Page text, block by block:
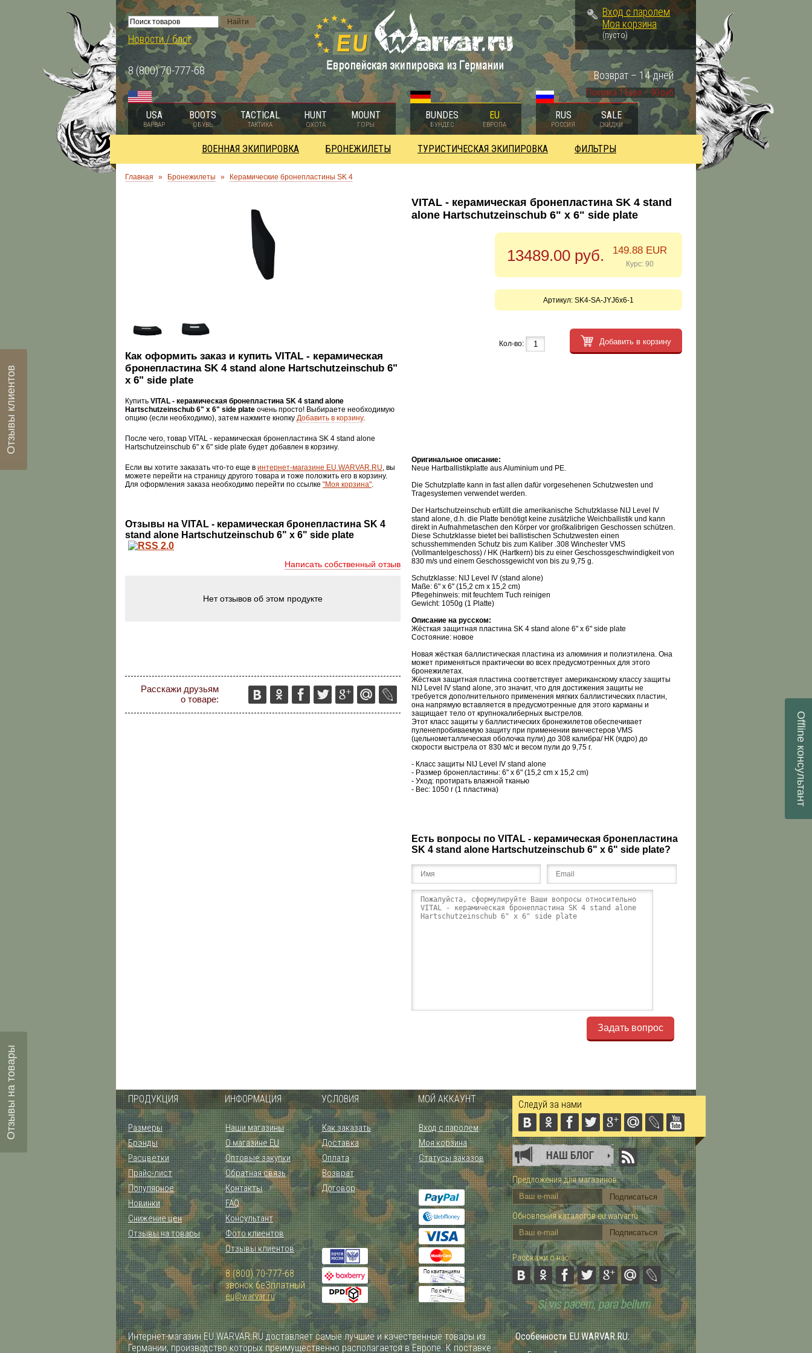
Новости / блог
8 (800) 70-777-68
Вход с паролем
Моя корзина
(пусто)
Покупка 1 Евро – 90 руб.
Возврат – 14 дней
USA
ВАРВАР
BOOTS
ОБУВЬ
TACTICAL
ТАКТИКА
HUNT
ОХОТА
MOUNT
ГОРЫ
BUNDES
БУНДЕС
EU
ЕВРОПА
RUS
РОССИЯ
SALE
СКИДКИ
ВОЕННАЯ ЭКИПИРОВКА БРОНЕЖИЛЕТЫ ТУРИСТИЧЕСКАЯ ЭКИПИРОВКА ФИЛЬТРЫ
Главная » Бронежилеты » Керамические бронепластины SK 4
Как оформить заказ и купить VITAL - керамическая
бронепластина SK 4 stand alone Hartschutzeinschub 6"
x 6" side plate
Купить VITAL - керамическая бронепластина SK 4 stand alone
Hartschutzeinschub 6" x 6" side plate очень просто! Выбираете необходимую
опцию (если необходимо), затем нажмите кнопку Добавить в корзину.
После чего, товар VITAL - керамическая бронепластина SK 4 stand alone
Hartschutzeinschub 6" x 6" side plate будет добавлен в корзину.
Если вы хотите заказать что-то еще в интернет-магазине EU.WARVAR.RU , вы
можете перейти на страницу другого товара и тоже положить его в корзину.
Для оформления заказа необходимо перейти по ссылке "Моя корзина"
Отзывы на VITAL - керамическая бронепластина SK 4
stand alone Hartschutzeinschub 6" x 6" side plate
Написать собственный отзыв
Нет отзывов об этом продукте
Расскажи друзьям
о товаре:
VITAL - керамическая бронепластина SK 4 stand
alone Hartschutzeinschub 6" x 6" side plate
13489.00 руб. 149.88 EUR
Курс: 90
Артикул: SK4-SA-JYJ6x6-1
Кол-во: Добавить в корзину
Оригинальное описание:
Neue Hartballistikplatte aus Aluminium und PE.
Die Schutzplatte kann in fast allen dafür vorgesehenen Schutzwesten und
Tragesystemen verwendet werden.
Der Hartschutzeinschub erfüllt die amerikanische Schutzklasse NIJ Level IV
stand alone, d.h. die Platte benötigt keine zusätzliche Weichballistik und kann
direkt in Aufnahmetaschen den Körper vor großkalibrigen Geschossen schützen.
Diese Schutzklasse bietet bei ballistischen Schutzwesten einen
schusshemmenden Schutz bis zum Kaliber .308 Winchester VMS
(Vollmantelgeschoss) / HK (Hartkern) bis zu einer Geschossgeschwindigkeit von
830 m/s und einem Geschossgewicht von bis zu 9,75 g.
Schutzklasse: NIJ Level IV (stand alone)
Maße: 6" x 6" (15,2 cm x 15,2 cm)
Pflegehinweis: mit feuchtem Tuch reinigen
Gewicht: 1050g (1 Platte)
Описание на русском:
Жёсткая защитная пластина SK 4 stand alone 6" x 6" side plate
Состояние: новое
Новая жёсткая баллистическая пластина из алюминия и полиэтилена. Она
может применяться практически во всех предусмотренных для этого
бронежилетах.
Жёсткая защитная пластина соответствует американскому классу защиты
NIJ Level IV stand alone, это значит, что для достижения защиты не
требуется дополнительного применения мягких баллистических пластин,
она напрямую вставляется в предусмотренные для этого карманы и
защищает тело от крупнокалиберных выстрелов.
Этот класс защиты у баллистических бронежилетов обеспечивает
пуленепробиваемую защиту при применении винчестеров VMS
(цельнометаллическая оболочка пули) до 308 калибра/ НК (ядро) до
скорости выстрела от 830 м/с и весом пули до 9,75 г.
- Класс защиты NIJ Level IV stand alone
- Размер бронепластины: 6" x 6" (15,2 cm x 15,2 cm)
- Уход: протирать влажной тканью
- Вес: 1050 г (1 пластина)
Есть вопросы по VITAL - керамическая бронепластина
SK 4 stand alone Hartschutzeinschub 6" x 6" side plate?
Задать вопрос
ПРОДУКЦИЯ ИНФОРМАЦИЯ УСЛОВИЯ МОЙ АККАУНТ
Размеры
Брэнды
Расцветки
Прайс-лист
Популярное
Новинки
Снижение цен
Отзывы на товары
Наши магазины
О магазине EU
Оптовые закупки
Обратная связь
Контакты
FAQ
Консультант
Фото клиентов
Отзывы клиентов
8 (800) 70-777-68
звонок беЗплатный
eu@warvar.ru
Как заказать
Доставка
Оплата
Возврат
Договор
Вход с паролем
Моя корзина
Статусы заказов
Следуй за нами
Предложения для магазинов:
Обновления каталогов eu.warvar.ru
Расскажи о нас:
Интернет-магазин EU.WARVAR.RU доставляет самые лучшие и качественные товары из
Германии, производство которых преимущественно располагается в Европе. К поставке
Особенности EU.WARVAR.RU:
Offline
консультант
Отзывы клиентов
Отзывы на товары